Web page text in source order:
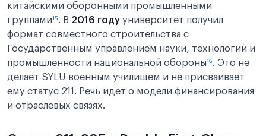
китайскими оборонными промышленными
группами¹⁵. В 2016 году университет получил
формат совместного строительства с
Государственным управлением науки, технологий и
промышленности национальной обороны¹⁶. Это не
делает SYLU военным училищем и не присваивает
ему статус 211. Речь идет о модели финансирования
и отраслевых связях.